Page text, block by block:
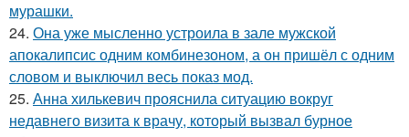
мурашки.
24. Она уже мысленно устроила в зале мужской
апокалипсис одним комбинезоном, а он пришёл с одним
словом и выключил весь показ мод.
25. Анна хилькевич прояснила ситуацию вокруг
недавнего визита к врачу, который вызвал бурное